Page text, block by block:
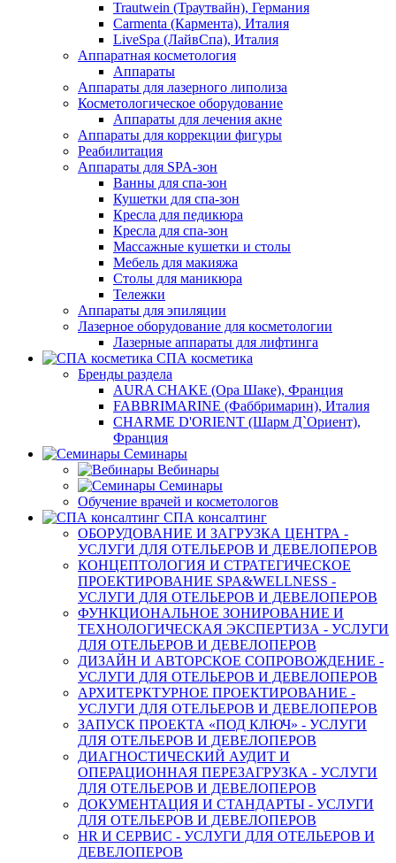
Trautwein (Траутвайн), Германия
Carmenta (Кармента), Италия
LiveSpa (ЛайвСпа), Италия
Аппаратная косметология
Аппараты
Аппараты для лазерного липолиза
Косметологическое оборудование
Аппараты для лечения акне
Аппараты для коррекции фигуры
Реабилитация
Аппараты для SPA-зон
Ванны для спа-зон
Кушетки для спа-зон
Кресла для педикюра
Кресла для спа-зон
Массажные кушетки и столы
Мебель для макияжа
Столы для маникюра
Тележки
Аппараты для эпиляции
Лазерное оборудование для косметологии
Лазерные аппараты для лифтинга
СПА косметика
Бренды раздела
AURA CHAKE (Ора Шаке), Франция
FABBRIMARINE (Фаббримарин), Италия
CHARME D'ORIENT (Шарм Д`Ориент),
Франция
Семинары
Вебинары
Семинары
Обучение врачей и косметологов
СПА консалтинг
ОБОРУДОВАНИЕ И ЗАГРУЗКА ЦЕНТРА -
УСЛУГИ ДЛЯ ОТЕЛЬЕРОВ И ДЕВЕЛОПЕРОВ
КОНЦЕПТОЛОГИЯ И СТРАТЕГИЧЕСКОЕ
ПРОЕКТИРОВАНИЕ SPA&WELLNESS -
УСЛУГИ ДЛЯ ОТЕЛЬЕРОВ И ДЕВЕЛОПЕРОВ
ФУНКЦИОНАЛЬНОЕ ЗОНИРОВАНИЕ И
ТЕХНОЛОГИЧЕСКАЯ ЭКСПЕРТИЗА - УСЛУГИ
ДЛЯ ОТЕЛЬЕРОВ И ДЕВЕЛОПЕРОВ
ДИЗАЙН И АВТОРСКОЕ СОПРОВОЖДЕНИЕ -
УСЛУГИ ДЛЯ ОТЕЛЬЕРОВ И ДЕВЕЛОПЕРОВ
АРХИТЕРКТУРНОЕ ПРОЕКТИРОВАНИЕ -
УСЛУГИ ДЛЯ ОТЕЛЬЕРОВ И ДЕВЕЛОПЕРОВ
ЗАПУСК ПРОЕКТА «ПОД КЛЮЧ» - УСЛУГИ
ДЛЯ ОТЕЛЬЕРОВ И ДЕВЕЛОПЕРОВ
ДИАГНОСТИЧЕСКИЙ АУДИТ И
ОПЕРАЦИОННАЯ ПЕРЕЗАГРУЗКА - УСЛУГИ
ДЛЯ ОТЕЛЬЕРОВ И ДЕВЕЛОПЕРОВ
ДОКУМЕНТАЦИЯ И СТАНДАРТЫ - УСЛУГИ
ДЛЯ ОТЕЛЬЕРОВ И ДЕВЕЛОПЕРОВ
HR И СЕРВИС - УСЛУГИ ДЛЯ ОТЕЛЬЕРОВ И
ДЕВЕЛОПЕРОВ